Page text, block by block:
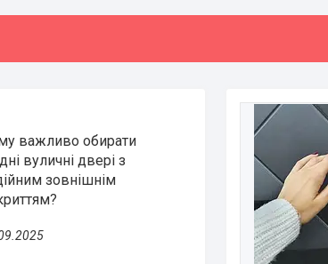
важливо обирати
вуличні двері з
зовнішнім